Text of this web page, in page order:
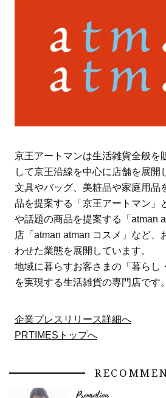
京王アートマンは生活雑貨全般を
して京王沿線を中心に店舗を展開
文具やバッグ、美粧品や家庭用品
品を提案する「京王アートマン」
や話題の商品を提案する「atman
店「atman atman コスメ」など、
わせた業態を展開しています。
地域に暮らすお客さまの「暮らし
を実現する生活雑貨の専門店です。
企業プレスリリース詳細へ
PRTIMESトップへ